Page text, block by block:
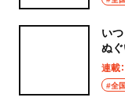
い
ぬ
連載
#全